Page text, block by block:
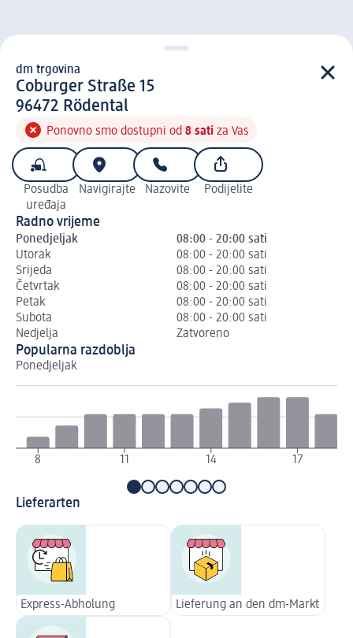
d m trgovina
dm trgovina
Coburger Straße 15
9 6 4 7 2
96472 Rödental
Ponovno smo dostupni od 8 sati za Vas
Posudba
uređaja
Navigirajte Nazovite Podijelite
Radno vrijeme
Ponedjeljak
08:00 - 20:00 sati
Utorak
08:00 - 20:00 sati
Srijeda
08:00 - 20:00 sati
Četvrtak
08:00 - 20:00 sati
Petak
08:00 - 20:00 sati
Subota
08:00 - 20:00 sati
Nedjelja
Zatvoreno
Popularna razdoblja
Ponedjeljak
8 11 14 17
Lieferarten
Express-Abholung Lieferung an den dm-Markt